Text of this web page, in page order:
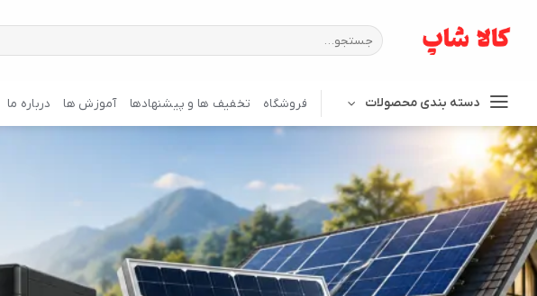
جستجو
برای:
دسته بندی محصولات فروشگاه تخفیف ها و پیشنهادها آموزش ها درباره ما